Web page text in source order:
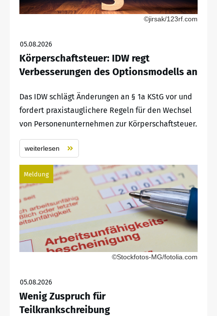
©jirsak/123rf.com
05.08.2026
Körperschaftsteuer: IDW regt
Verbesserungen des Optionsmodells an
Das IDW schlägt Änderungen an § 1a KStG vor und
fordert praxistauglichere Regeln für den Wechsel
von Personenunternehmen zur Körperschaftsteuer.
weiterlesen
Meldung
©Stockfotos-MG/fotolia.com
05.08.2026
Wenig Zuspruch für
Teilkrankschreibung